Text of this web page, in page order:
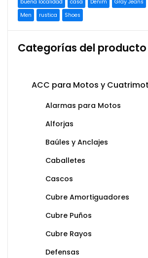
buena localidad casa Denim Gray Jeans
Men
rustica Shoes
Categorías del producto
ACC para Motos y
Alarmas para Motos
Alforjas
Baúles y Anclajes
Caballetes
Cascos
Cubre Amortiguadores
Cubre Puños
Cubre Rayos
Defensas